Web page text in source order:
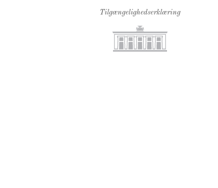
Tilgængelighedserklæring